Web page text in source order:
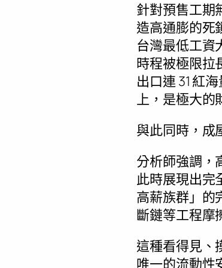
針對預售工期
造高通膨的死
台灣最低工資
時程被極限拉
出口連 31 紅
上，是極大的
與此同時，成
分析師強調，
此時展現出完
高薪族群」的
斷鏈等工程摩
這種看得見、
唯一的流動性